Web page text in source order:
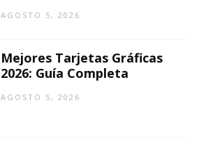
AGOSTO 5, 2026
Mejores Tarjetas Gráficas
2026: Guía Completa
AGOSTO 5, 2026